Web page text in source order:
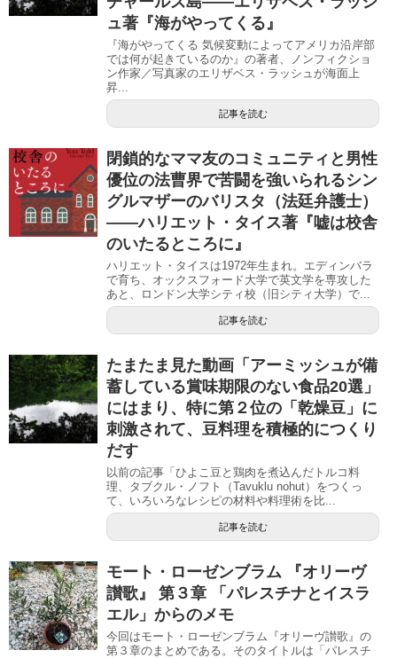
ュ著『海がやってくる』
『海がやってくる 気候変動によってアメリカ沿岸部
では何が起きているのか』の著者、ノンフィクショ
ン作家／写真家のエリザベス・ラッシュが海面上
昇...
記事を読む
閉鎖的なママ友のコミュニティと男性
優位の法曹界で苦闘を強いられるシン
グルマザーのバリスタ（法廷弁護士）
――ハリエット・タイス著『嘘は校舎
のいたるところに』
ハリエット・タイスは1972年生まれ。エディンバラ
で育ち、オックスフォード大学で英文学を専攻した
あと、ロンドン大学シティ校（旧シティ大学）で...
記事を読む
たまたま見た動画「アーミッシュが備
蓄している賞味期限のない食品20選」
にはまり、特に第２位の「乾燥豆」に
刺激されて、豆料理を積極的につくり
だす
以前の記事「ひよこ豆と鶏肉を煮込んだトルコ料
理、タブクル・ノフト（Tavuklu nohut）をつくっ
て、いろいろなレシピの材料や料理術を比...
記事を読む
モート・ローゼンブラム 『オリーヴ
讃歌』 第３章 「パレスチナとイスラ
エル」からのメモ
今回はモート・ローゼンブラム『オリーヴ讃歌』の
第３章のまとめである。そのタイトルは「パレスチ